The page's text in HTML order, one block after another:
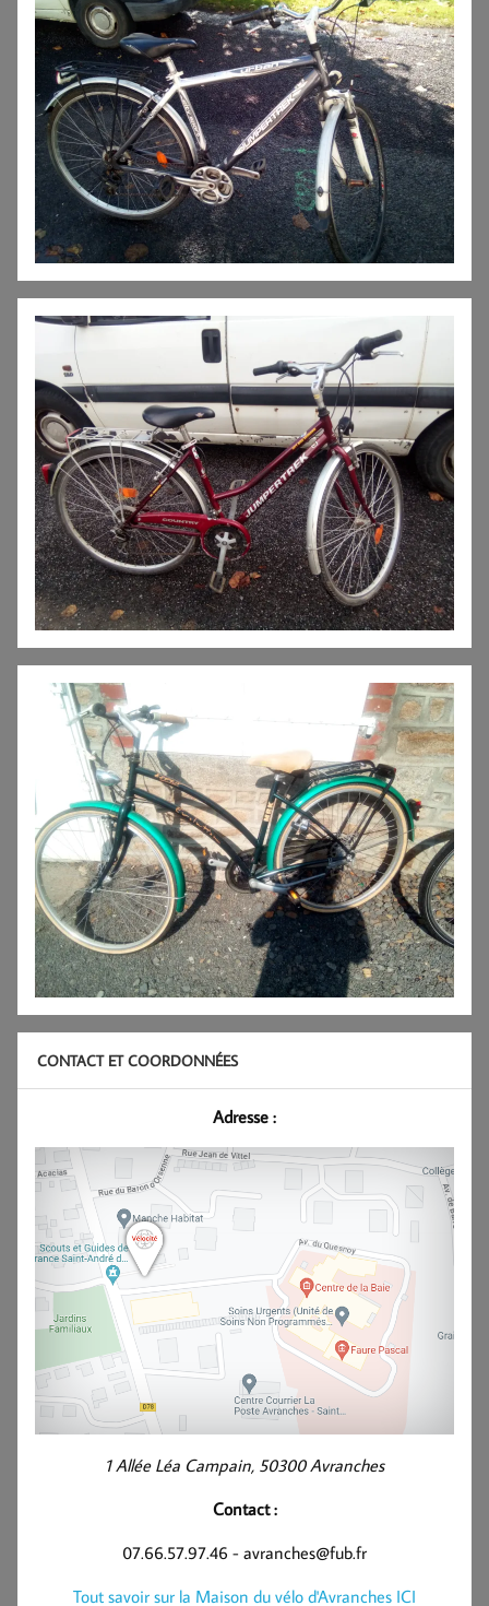
CONTACT ET COORDONNÉES
Adresse :
1 Allée Léa Campain, 50300 Avranches
Contact :
07.66.57.97.46 - avranches@fub.fr
Tout savoir sur la Maison du vélo d'Avranches ICI